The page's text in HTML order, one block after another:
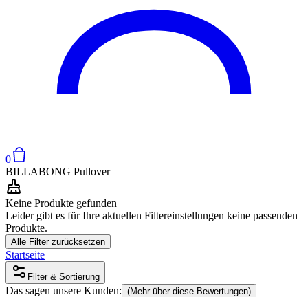
0
BILLABONG Pullover
Keine Produkte gefunden
Leider gibt es für Ihre aktuellen Filtereinstellungen keine passenden
Produkte.
Alle Filter zurücksetzen
Startseite
Filter & Sortierung
Das sagen unsere Kunden: (Mehr über diese Bewertungen)